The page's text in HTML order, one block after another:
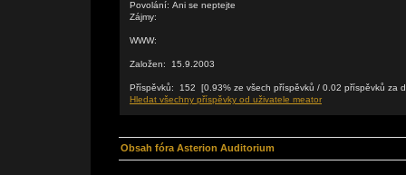
Povolání: Ani se neptejte
Zájmy:
WWW:
Založen: 15.9.2003
Příspěvků: 152 [0.93% ze všech příspěvků / 0.02 příspěvků za
Hledat všechny příspěvky od uživatele meator
Obsah fóra Asterion Auditorium